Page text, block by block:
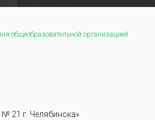
общеобразовательной организацией
21 г. Челябинска»